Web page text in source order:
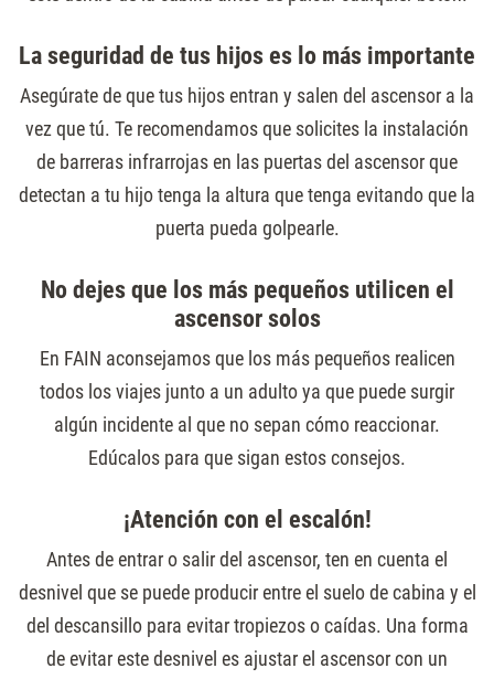
La seguridad de tus hijos es lo más importante
Asegúrate de que tus hijos entran y salen del ascensor a la
vez que tú. Te recomendamos que solicites la instalación
de barreras infrarrojas en las puertas del ascensor que
detectan a tu hijo tenga la altura que tenga evitando que la
puerta pueda golpearle.
No dejes que los más pequeños utilicen el
ascensor solos
En FAIN aconsejamos que los más pequeños realicen
todos los viajes junto a un adulto ya que puede surgir
algún incidente al que no sepan cómo reaccionar.
Edúcalos para que sigan estos consejos.
¡Atención con el escalón!
Antes de entrar o salir del ascensor, ten en cuenta el
desnivel que se puede producir entre el suelo de cabina y el
del descansillo para evitar tropiezos o caídas. Una forma
de evitar este desnivel es ajustar el ascensor con un